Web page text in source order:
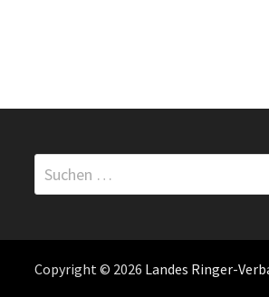
Suchen
nach:
Copyright © 2026 Landes Ringer-